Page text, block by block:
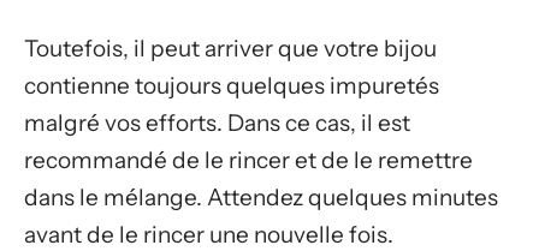
Toutefois, il peut arriver que votre bijou
contienne toujours quelques impuretés
malgré vos efforts. Dans ce cas, il est
recommandé de le rincer et de le remettre
dans le mélange. Attendez quelques minutes
avant de le rincer une nouvelle fois.